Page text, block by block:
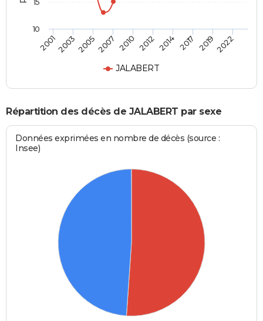
JALABERT
2001200320052007 2010 2012 2014 2017 20192022
10
15
Répartition des décès de JALABERT par sexe
Données exprimées en nombre de décès (source :
Insee)